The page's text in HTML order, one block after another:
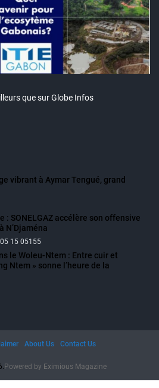
que sur Globe Infos
vibrant à Aymar Tengué, grand
: SONELGAZ accélère son offensive
N’Djaména
15 05155
le Woleu-Ntem : Entre cuir et
Ntem » sonne l’heure de la
Powered by Eximious Magazine
About Us Contact Us